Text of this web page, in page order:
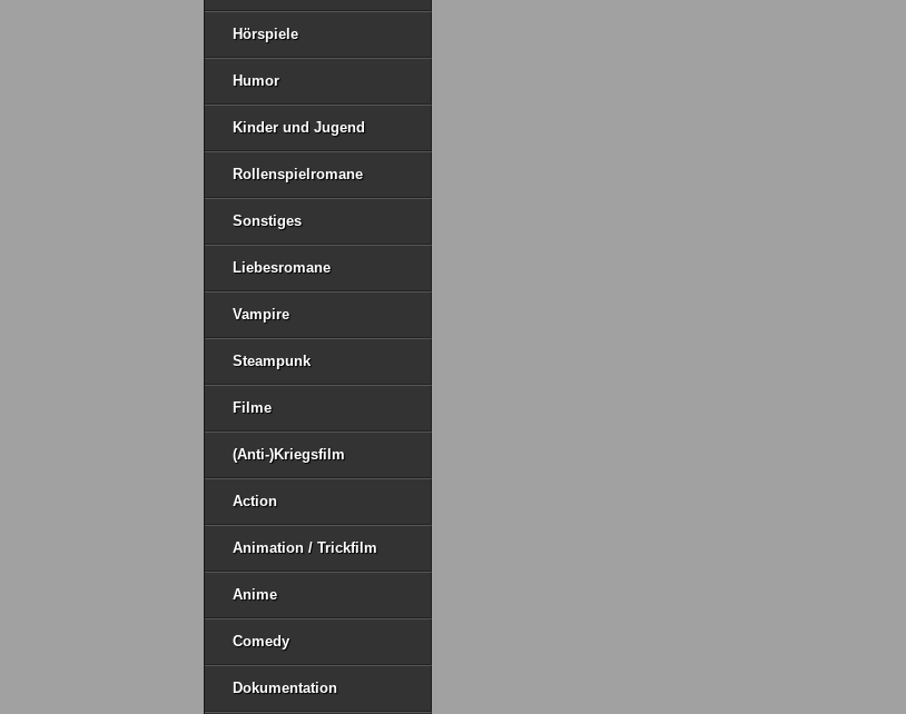
Hörspiele
Humor
Kinder und Jugend
Rollenspielromane
Sonstiges
Liebesromane
Vampire
Steampunk
Filme
(Anti-)Kriegsfilm
Action
Animation / Trickfilm
Anime
Comedy
Dokumentation